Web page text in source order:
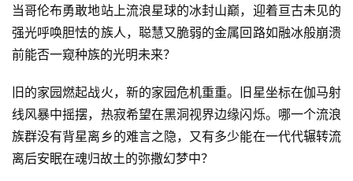
当哥伦布勇敢地站上流浪星球的冰封山巅，迎着亘古未见的
强光呼唤胆怯的族人，聪慧又脆弱的金属回路如融冰般崩溃
前能否一窥种族的光明未来？
旧的家园燃起战火，新的家园危机重重。旧星坐标在伽马射
线风暴中摇摆，热寂希望在黑洞视界边缘闪烁。哪一个流浪
族群没有背星离乡的难言之隐，又有多少能在一代代辗转流
离后安眠在魂归故土的弥撒幻梦中？